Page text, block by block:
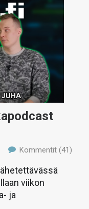
Kommentit (41)
viikon
ja